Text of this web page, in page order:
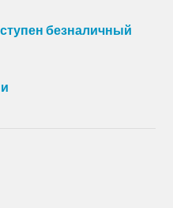
безналичный